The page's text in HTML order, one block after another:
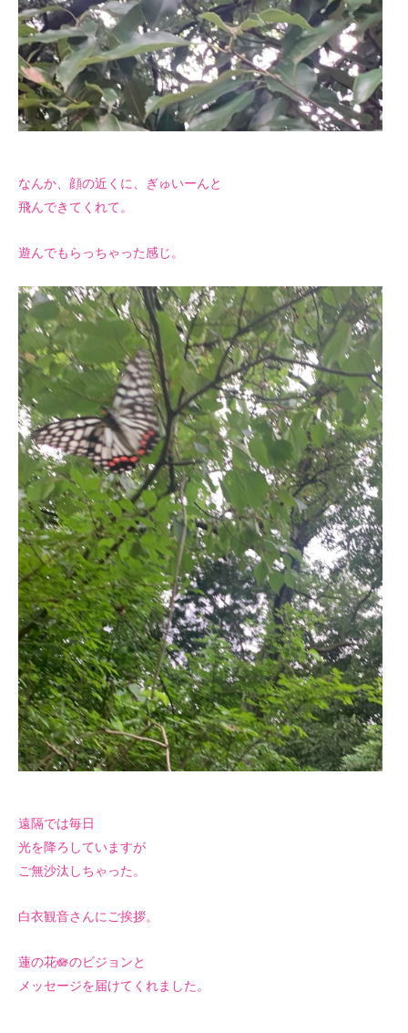
なんか、顔の近くに、ぎゅいーんと
飛んできてくれて。
遊んでもらっちゃった感じ。
遠隔では毎日
光を降ろしていますが
ご無沙汰しちゃった。
白衣観音さんにご挨拶。
蓮の花🪷のビジョンと
メッセージを届けてくれました。